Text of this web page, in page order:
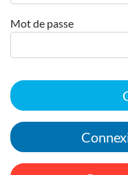
Emplois
Ma boîte à
Conseils carrière
Nos chroniques
Mot de passe